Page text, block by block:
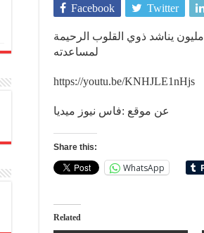
Facebook Twitter
نداء انساني..متقاعد يعاني احتجاز راتبه وعليه دين بقيمة 8 مليون يناشد ذوي القلوب الرحيمة
لمساعدته
https://youtu.be/KNHJLE1nHjs
عن موقع :فاس نيوز ميديا
Share this:
WhatsApp
Related